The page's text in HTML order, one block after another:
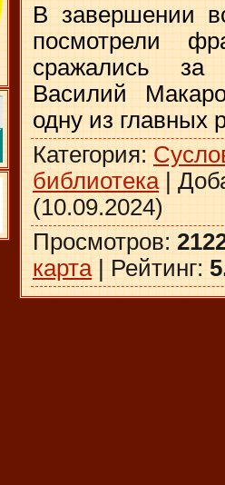
В завершении
посмотрели
сражались
Василий
одну из главных
Категория:
библиотека|
(10.09.2024)
Просмотров:
карта| Рейтинг: